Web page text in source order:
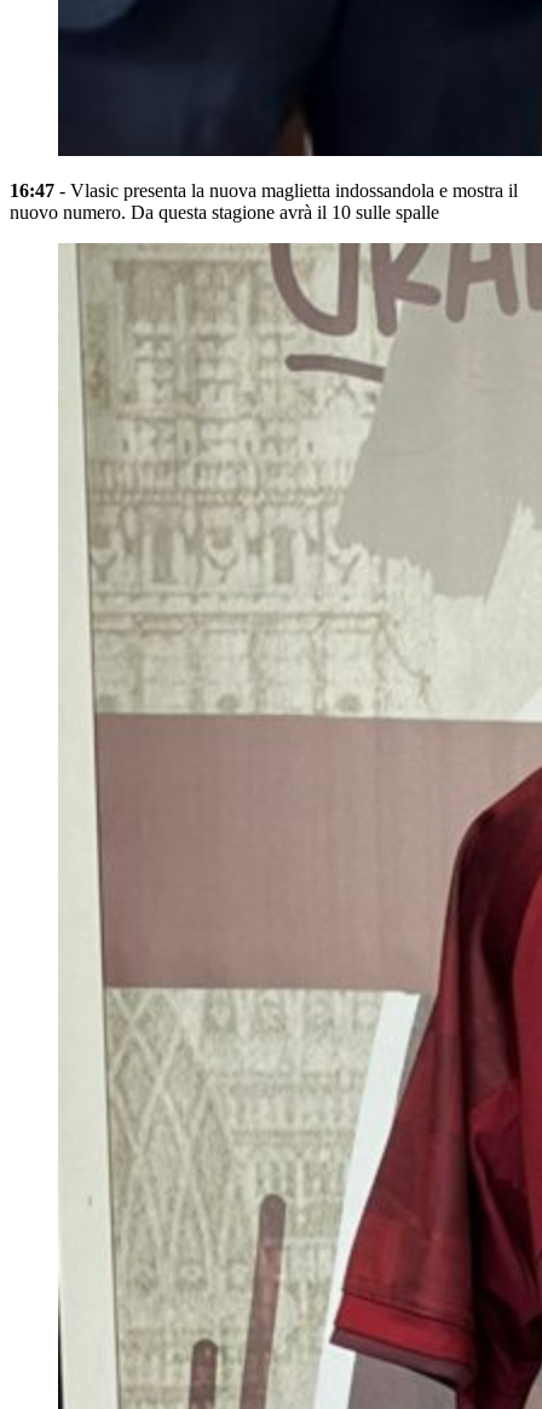
16:47 - Vlasic presenta la nuova maglietta indossandola e mostra il
nuovo numero. Da questa stagione avrà il 10 sulle spalle